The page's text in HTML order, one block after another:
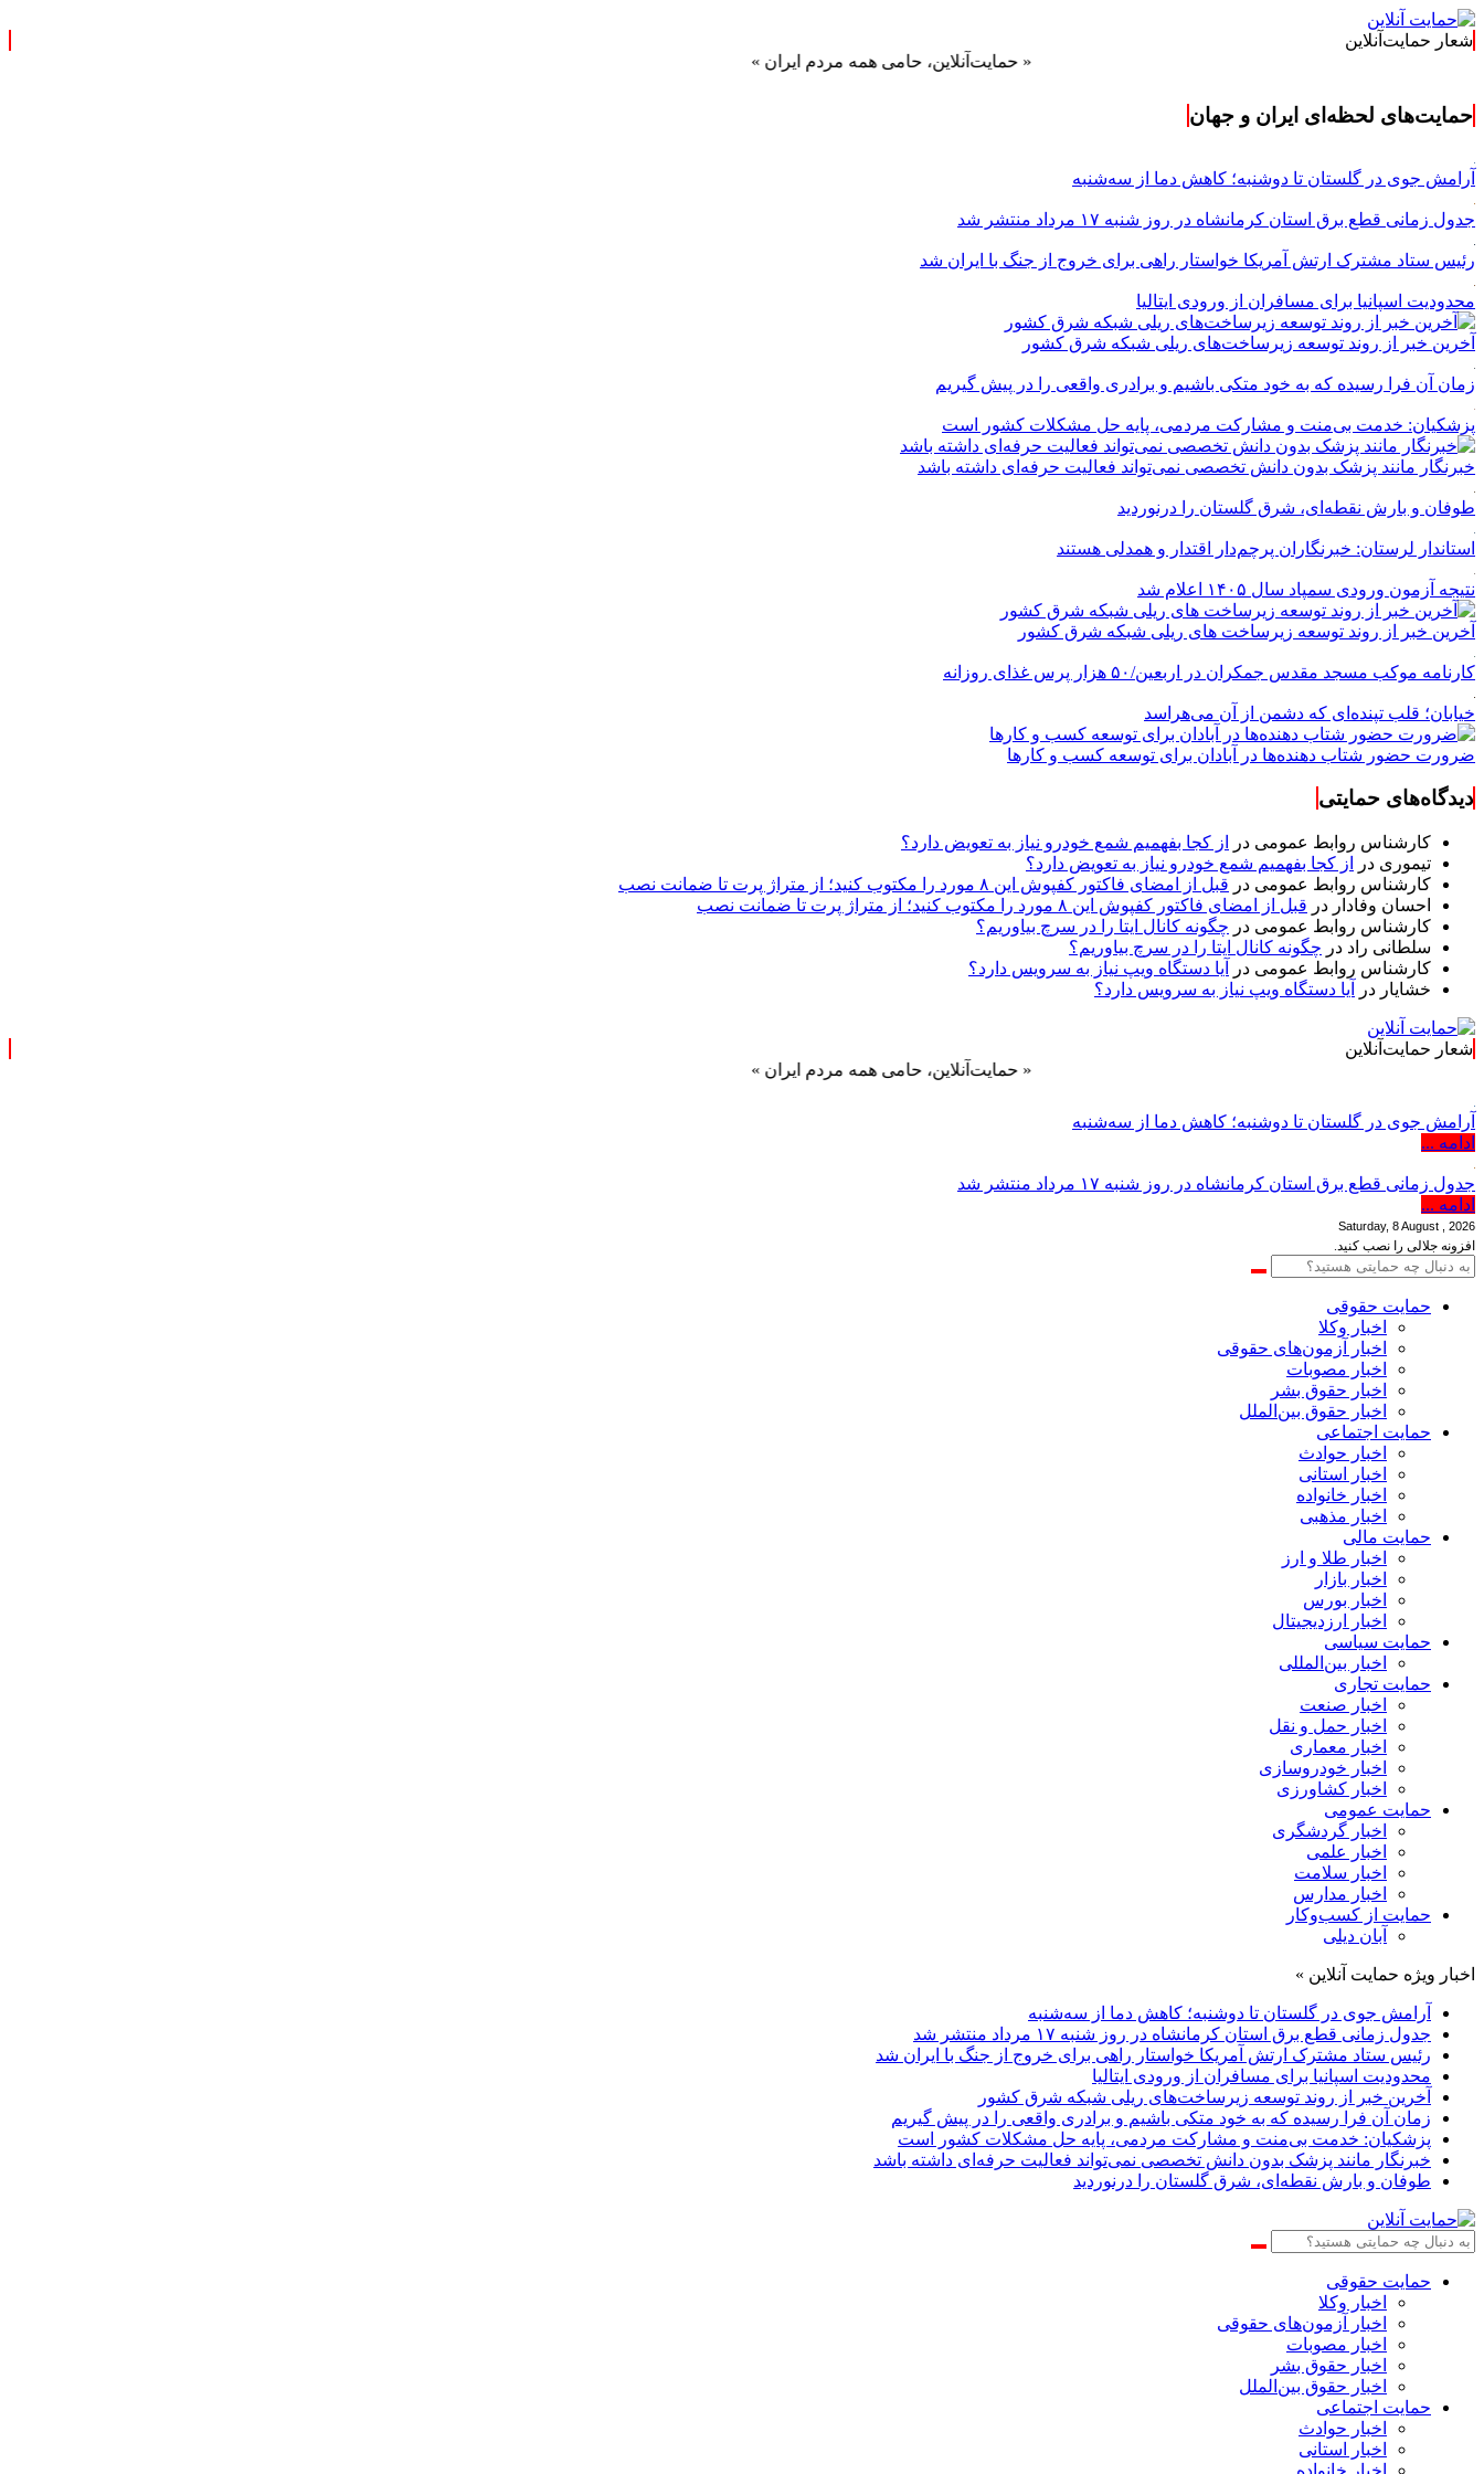
شعار حمایت‌آنلاین
« حمایت‌آنلاین، حامی همه مردم ایران »
حمایت‌های لحظه‌ای ایران و جهان
آرامش جوی در گلستان تا دوشنبه؛ کاهش دما از سه‌شنبه
جدول زمانی قطع برق استان کرمانشاه در روز شنبه ۱۷ مرداد منتشر شد
رئیس ستاد مشترک ارتش آمریکا خواستار راهی برای خروج از جنگ با ایران شد
محدودیت اسپانیا برای مسافران از ورودی ایتالیا
آخرین خبر از روند توسعه زیرساخت‌های ریلی شبکه شرق کشور
زمان آن فرا رسیده که به خود متکی باشیم و برادری واقعی را در پیش گیریم
پزشکیان: خدمت بی‌منت و مشارکت مردمی، پایه حل مشکلات کشور است
خبرنگار مانند پزشک بدون دانش تخصصی نمی‌تواند فعالیت حرفه‌ای داشته باشد
طوفان و بارش نقطه‌ای، شرق گلستان را درنوردید
استاندار لرستان: خبرنگاران پرچم‌دار اقتدار و همدلی هستند
نتیجه آزمون ورودی سمپاد سال ۱۴۰۵ اعلام شد
آخرین خبر از روند توسعه زیرساخت های ریلی شبکه شرق کشور
کارنامه موکب مسجد مقدس جمکران در اربعین/۵۰ هزار پرس غذای روزانه
خیابان؛ قلب تپنده‌ای که دشمن از آن می‌هراسد
ضرورت حضور شتاب ‌دهنده‌ها در آبادان برای توسعه کسب‌ و کارها
دیدگاه‌های حمایتی
کارشناس روابط عمومی در
از کجا بفهمیم شمع خودرو نیاز به تعویض دارد؟
تیموری در
از کجا بفهمیم شمع خودرو نیاز به تعویض دارد؟
کارشناس روابط عمومی در قبل از امضای فاکتور کفپوش این ۸ مورد را مکتوب کنید؛ از متراژ پرت تا ضمانت نصب
احسان وفادار در قبل از امضای فاکتور کفپوش این ۸ مورد را مکتوب کنید؛ از متراژ پرت تا ضمانت نصب
کارشناس روابط عمومی در چگونه کانال ایتا را در سرچ بیاوریم؟
سلطانی راد در چگونه کانال ایتا را در سرچ بیاوریم؟
کارشناس روابط عمومی در
آیا دستگاه ویپ نیاز به سرویس دارد؟
خشایار در آیا دستگاه ویپ نیاز به سرویس دارد؟
شعار حمایت‌آنلاین
« حمایت‌آنلاین، حامی همه مردم ایران »
آرامش جوی در گلستان تا دوشنبه؛ کاهش دما از سه‌شنبه
ادامه ...
جدول زمانی قطع برق استان کرمانشاه در روز شنبه ۱۷ مرداد منتشر شد
ادامه ...
Saturday, 8 August , 2026
افزونه جلالی را نصب کنید.
حمایت حقوقی
اخبار وکلا
اخبار آزمون‌های حقوقی
اخبار مصوبات
اخبار حقوق بشر
اخبار حقوق بین‌الملل
حمایت اجتماعی
اخبار حوادث
اخبار استانی
اخبار خانواده
اخبار مذهبی
حمایت مالی
اخبار طلا و ارز
اخبار بازار
اخبار بورس
اخبار ارزدیجیتال
حمایت سیاسی
اخبار بین‌المللی
حمایت تجاری
اخبار صنعت
اخبار حمل و نقل
اخبار معماری
اخبار خودروسازی
اخبار کشاورزی
حمایت عمومی
اخبار گردشگری
اخبار علمی
اخبار سلامت
اخبار مدارس
حمایت از کسب‌وکار
آبان دیلی
اخبار ویژه حمایت آنلاین »
آرامش جوی در گلستان تا دوشنبه؛ کاهش دما از سه‌شنبه
جدول زمانی قطع برق استان کرمانشاه در روز شنبه ۱۷ مرداد منتشر شد
رئیس ستاد مشترک ارتش آمریکا خواستار راهی برای خروج از جنگ با ایران شد
محدودیت اسپانیا برای مسافران از ورودی ایتالیا
آخرین خبر از روند توسعه زیرساخت‌های ریلی شبکه شرق کشور
زمان آن فرا رسیده که به خود متکی باشیم و برادری واقعی را در پیش گیریم
پزشکیان: خدمت بی‌منت و مشارکت مردمی، پایه حل مشکلات کشور است
خبرنگار مانند پزشک بدون دانش تخصصی نمی‌تواند فعالیت حرفه‌ای داشته باشد
طوفان و بارش نقطه‌ای، شرق گلستان را درنوردید
حمایت حقوقی
اخبار وکلا
اخبار آزمون‌های حقوقی
اخبار مصوبات
اخبار حقوق بشر
اخبار حقوق بین‌الملل
حمایت اجتماعی
اخبار حوادث
اخبار استانی
اخبار خانواده